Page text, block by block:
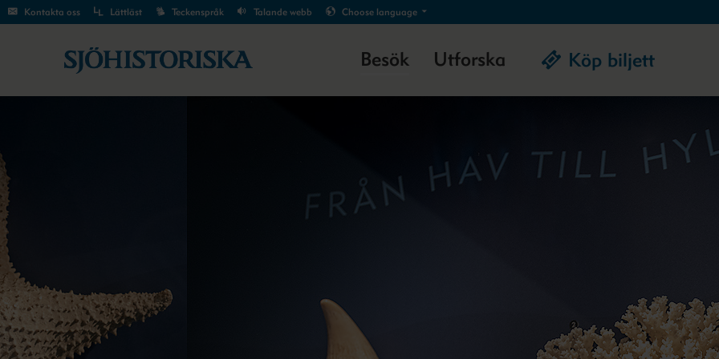
Kontakta oss Lättläst Teckenspråk Talande webb Choose language
Besök Utforska Köp biljett